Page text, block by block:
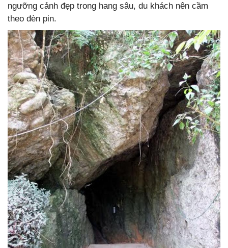
ngưỡng cảnh đẹp trong hang sâu, du khách nên cầm
theo đèn pin.